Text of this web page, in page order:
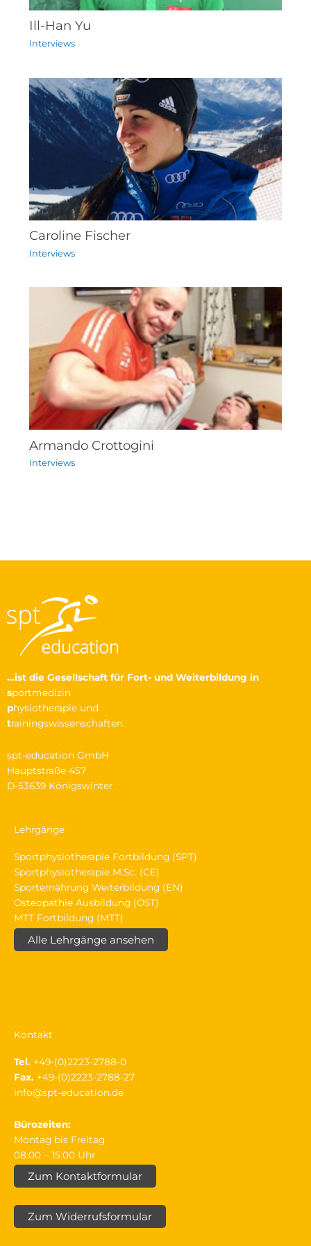
Ill-Han Yu
Interviews
Caroline Fischer
Interviews
Armando Crottogini
Interviews
…ist die Gesellschaft für Fort- und Weiterbildung in
sportmedizin
physiotherapie und
trainingswissenschaften.
spt-education GmbH
Hauptstraße 457
D-53639 Königswinter
Lehrgänge
Sportphysiotherapie Fortbildung (SPT)
Sportphysiotherapie M.Sc. (CE)
Sporternährung Weiterbildung (EN)
Osteopathie Ausbildung (OST)
MTT Fortbildung (MTT)
Alle Lehrgänge ansehen
Kontakt
Tel. +49-(0)2223-2788-0
Fax. +49-(0)2223-2788-27
info@spt-education.de
Bürozeiten:
Montag bis Freitag
08:00 – 15:00 Uhr
Zum Kontaktformular
Zum Widerrufsformular